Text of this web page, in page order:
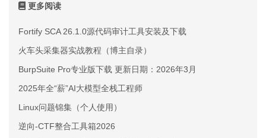
更多阅读
Fortify SCA 26.1.0源代码审计工具安装及下载
火车头采集器实战教程（博主自录）
BurpSuite Pro专业版下载 更新日期：2026年3月
2025年全“薪”AI大模型全栈工程师
Linux问题锦集（个人使用）
逆向-CTF整合工具箱2026